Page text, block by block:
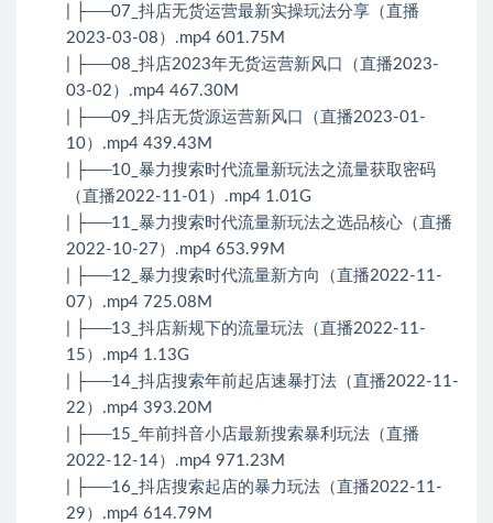
| ├──07_抖店无货运营最新实操玩法分享（直播
2023-03-08）.mp4 601.75M
| ├──08_抖店2023年无货运营新风口（直播2023-
03-02）.mp4 467.30M
| ├──09_抖店无货源运营新风口（直播2023-01-
10）.mp4 439.43M
| ├──10_暴力搜索时代流量新玩法之流量获取密码
（直播2022-11-01）.mp4 1.01G
| ├──11_暴力搜索时代流量新玩法之选品核心（直播
2022-10-27）.mp4 653.99M
| ├──12_暴力搜索时代流量新方向（直播2022-11-
07）.mp4 725.08M
| ├──13_抖店新规下的流量玩法（直播2022-11-
15）.mp4 1.13G
| ├──14_抖店搜索年前起店速暴打法（直播2022-11-
22）.mp4 393.20M
| ├──15_年前抖音小店最新搜索暴利玩法（直播
2022-12-14）.mp4 971.23M
| ├──16_抖店搜索起店的暴力玩法（直播2022-11-
29）.mp4 614.79M